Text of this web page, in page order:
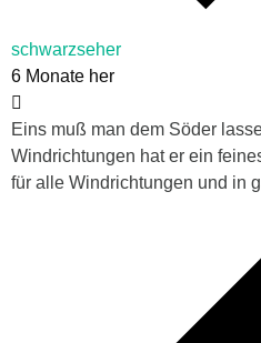
schwarzseher
6 Monate her
Eins muß man dem Söder
Windrichtungen hat er ein
für alle Windrichtungen und in